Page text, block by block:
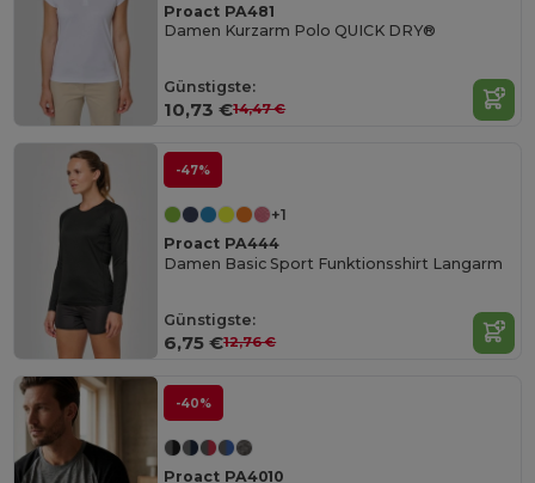
Proact PA481
Damen Kurzarm Polo QUICK DRY®
Günstigste:
10,73 €14,47 €
-47%
+1
Proact PA444
Damen Basic Sport Funktionsshirt Langarm
Günstigste:
6,75 €12,76 €
-40%
Proact PA4010